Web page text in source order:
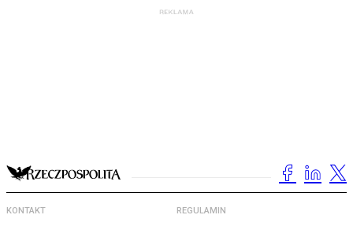
KONTAKT REGULAMIN